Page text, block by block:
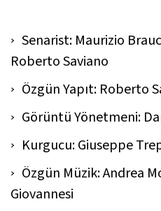
Senarist: Maurizio
Roberto Saviano
Özgün Yapıt: Roberto
Görüntü Yönetmeni:
Kurgucu: Giuseppe
Özgün Müzik: Andrea
Giovannesi